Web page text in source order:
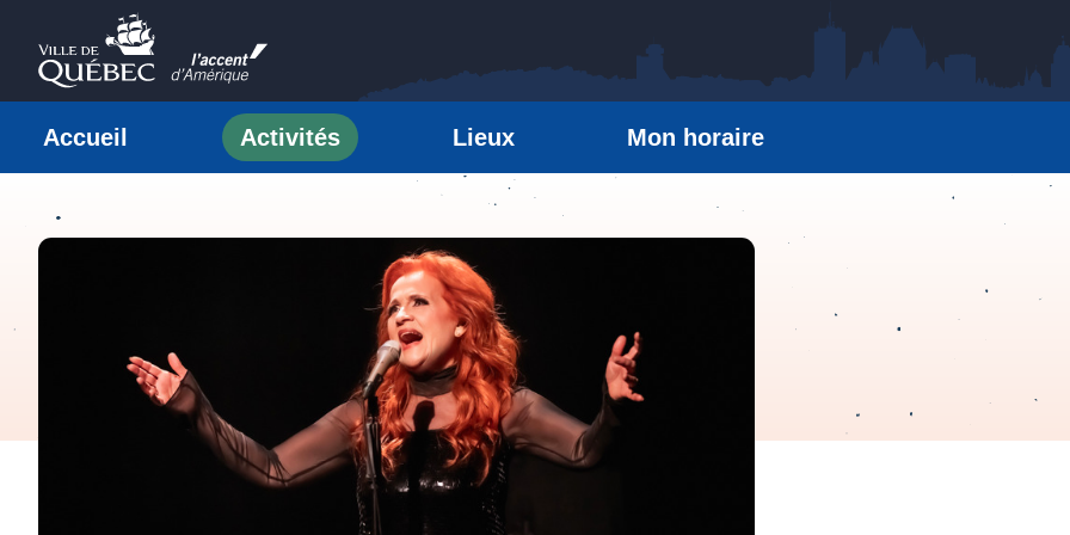
Passer au contenu
Ville de Québec
Accueil Activités Lieux Mon horaire